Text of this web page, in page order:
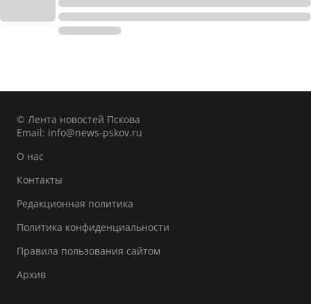
© Лента новостей Пскова
Email: info@news-pskov.ru
О нас
Контакты
Редакционная политика
Политика конфиденциальности
Правила пользования сайтом
Архив